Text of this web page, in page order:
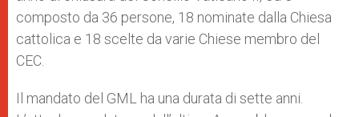
composto da 36 persone, 18 nominate dalla Chiesa
cattolica e 18 scelte da varie Chiese membro del
CEC.
Il mandato del GML ha una durata di sette anni.